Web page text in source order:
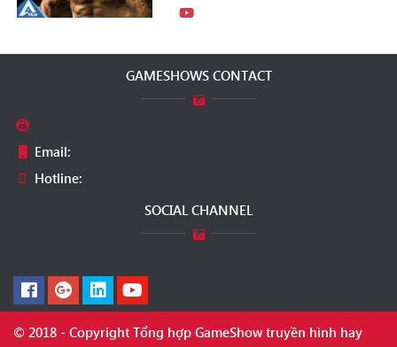
GAMESHOWS CONTACT
Email:
Hotline:
SOCIAL CHANNEL
© 2018 - Copyright Tổng hợp GameShow truyền hình hay